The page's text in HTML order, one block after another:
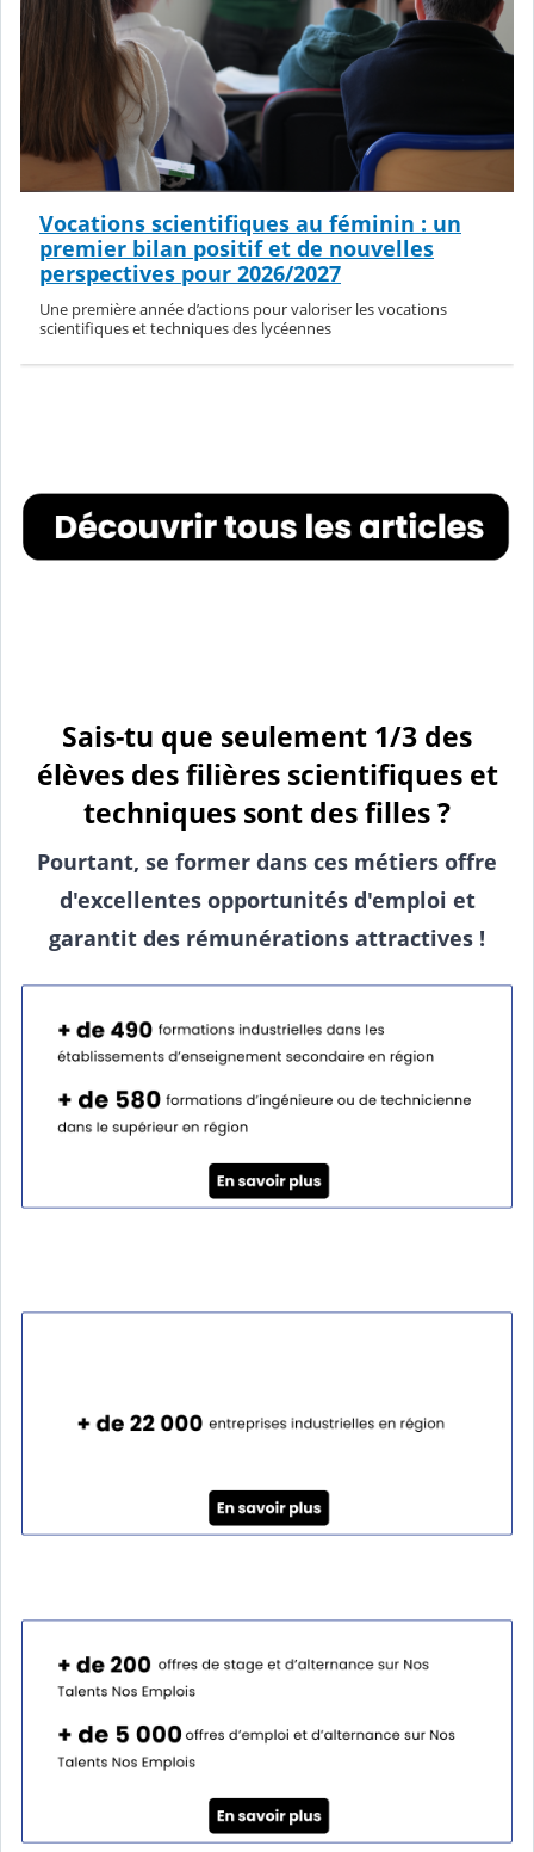
Vocations scientifiques au féminin : un
premier bilan positif et de nouvelles
perspectives pour 2026/2027
Une première année d’actions pour valoriser les vocations
scientifiques et techniques des lycéennes
Sais-tu que seulement 1/3 des
élèves des filières scientifiques et
techniques sont des filles ?
Pourtant, se former dans ces métiers offre
d'excellentes opportunités d'emploi et
garantit des rémunérations attractives !